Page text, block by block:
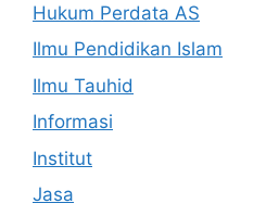
Hukum Perdata AS
Ilmu Pendidikan Islam
Ilmu Tauhid
Informasi
Institut
Jasa